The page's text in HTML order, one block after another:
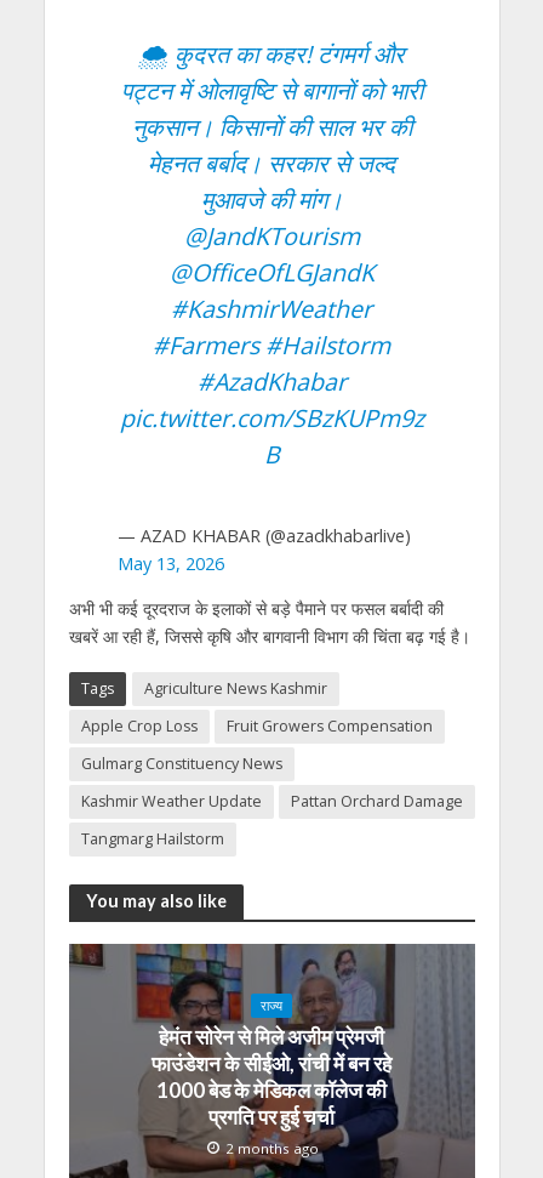
🌨️ कुदरत का कहर! टंगमर्ग और
पट्टन में ओलावृष्टि से बागानों को भारी
नुकसान। किसानों की साल भर की
मेहनत बर्बाद। सरकार से जल्द
मुआवजे की मांग।
@JandKTourism
@OfficeOfLGJandK
#KashmirWeather
#Farmers #Hailstorm
#AzadKhabar
pic.twitter.com/SBzKUPm9z
B
— AZAD KHABAR (@azadkhabarlive)
May 13, 2026
अभी भी कई दूरदराज के इलाकों से बड़े पैमाने पर फसल बर्बादी की
खबरें आ रही हैं, जिससे कृषि और बागवानी विभाग की चिंता बढ़ गई है।
Tags
Agriculture News Kashmir
Apple Crop Loss
Fruit Growers Compensation
Gulmarg Constituency News
Kashmir Weather Update
Pattan Orchard Damage
Tangmarg Hailstorm
You may also like
राज्य
हेमंत सोरेन से मिले अजीम प्रेमजी
फाउंडेशन के सीईओ, रांची में बन रहे
1000 बेड के मेडिकल कॉलेज की
प्रगति पर हुई चर्चा
2 months ago